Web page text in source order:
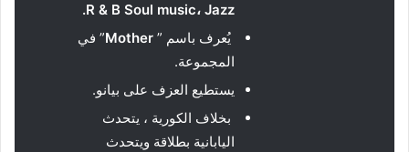
R & B Soul music، Jazz
.
يُعرف باسم ” Mother” في
المجموعة.
يستطيع العزف على بيانو.
بخلاف الكورية ، يتحدث
اليابانية بطلاقة ويتحدث